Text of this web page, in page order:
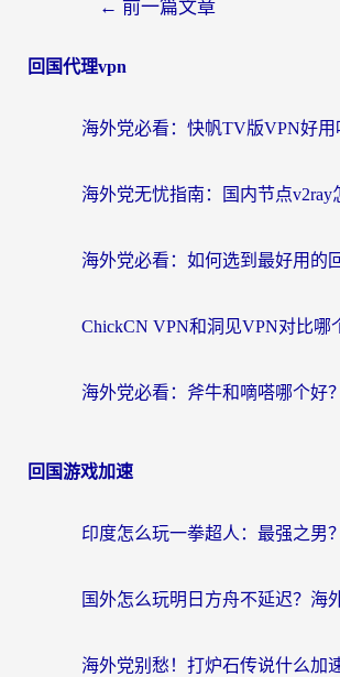
← 前一篇文章
回国代理vpn
回国游戏加速